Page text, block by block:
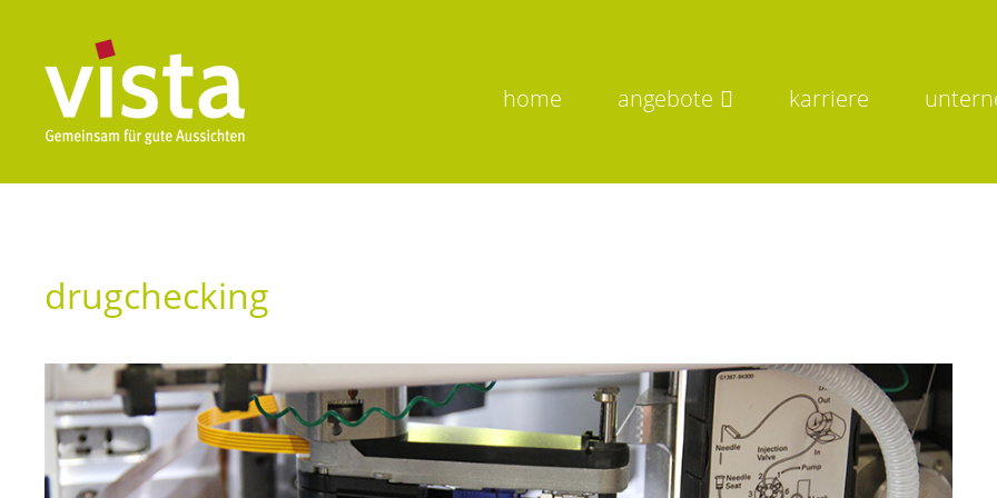
home angebote karriere
drugchecking